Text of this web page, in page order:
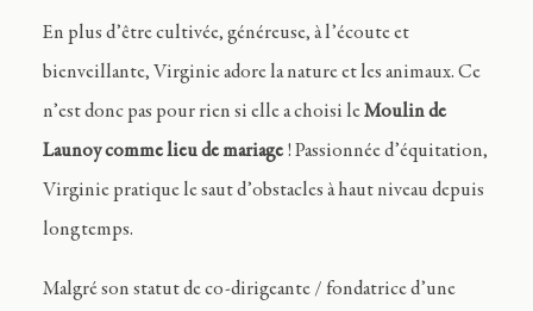
En plus d’être cultivée, généreuse, à l’écoute et
bienveillante, Virginie adore la nature et les animaux. Ce
n’est donc pas pour rien si elle a choisi leMoulin de
Launoy comme lieu de mariage! Passionnée d’équitation,
Virginie pratique le saut d’obstacles à haut niveau depuis
longtemps.
Malgré son statut de co-dirigeante / fondatrice d’une